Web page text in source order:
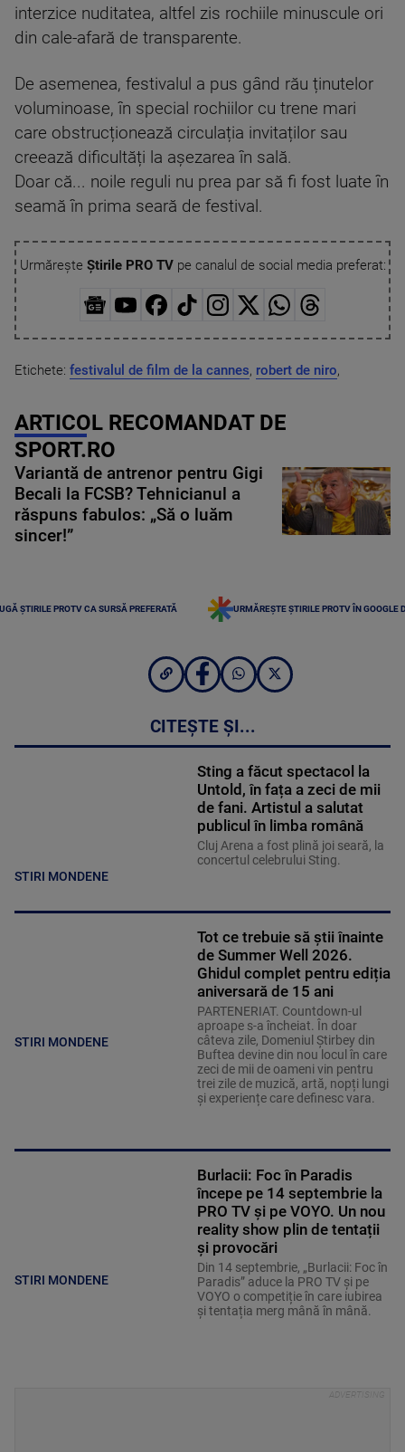
interzice nuditatea, altfel zis rochiile minuscule ori
din cale-afară de transparente.
De asemenea, festivalul a pus gând rău ținutelor
voluminoase, în special rochiilor cu trene mari
care obstrucționează circulația invitaților sau
creează dificultăți la așezarea în sală.
Doar că... noile reguli nu prea par să fi fost luate în
seamă în prima seară de festival.
Urmărește Știrile PRO TVpe canalul de social media preferat:
Etichete: festivalul de film de la cannes, robert de niro,
ARTICOL RECOMANDAT DE
SPORT.RO
Variantă de antrenor pentru Gigi
Becali la FCSB? Tehnicianul a
răspuns fabulos: „Să o luăm
sincer!”
ȘTIRILE PROTV CA SURSĂ PREFERATĂ URMĂREȘTE ȘTIRILE PROTV ÎN GOOGLE
CITEȘTE ȘI...
STIRI MONDENE
Sting a făcut spectacol la
Untold, în fața a zeci de mii
de fani. Artistul a salutat
publicul în limba română
Cluj Arena a fost plină joi seară, la
concertul celebrului Sting.
STIRI MONDENE
Tot ce trebuie să știi înainte
de Summer Well 2026.
Ghidul complet pentru ediția
aniversară de 15 ani
PARTENERIAT. Countdown-ul
aproape s-a încheiat. În doar
câteva zile, Domeniul Știrbey din
Buftea devine din nou locul în care
zeci de mii de oameni vin pentru
trei zile de muzică, artă, nopți lungi
și experiențe care definesc vara.
STIRI MONDENE
Burlacii: Foc în Paradis
începe pe 14 septembrie la
PRO TV și pe VOYO. Un nou
reality show plin de tentații
și provocări
Din 14 septembrie, „Burlacii: Foc în
Paradis” aduce la PRO TV și pe
VOYO o competiție în care iubirea
și tentația merg mână în mână.